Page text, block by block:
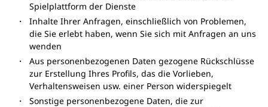
Spielplattform der Dienste
Inhalte Ihrer Anfragen, einschließlich von Problemen,
die Sie erlebt haben, wenn Sie sich mit Anfragen an uns
wenden
Aus personenbezogenen Daten gezogene Rückschlüsse
zur Erstellung Ihres Profils, das die Vorlieben,
Verhaltensweisen usw. einer Person widerspiegelt
Sonstige personenbezogene Daten, die zur